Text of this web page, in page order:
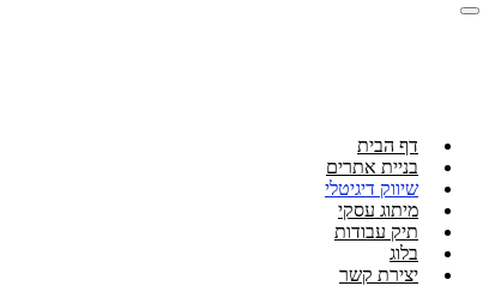
דף הבית
בניית אתרים
שיווק דיגיטלי
מיתוג עסקי
תיק עבודות
בלוג
יצירת קשר